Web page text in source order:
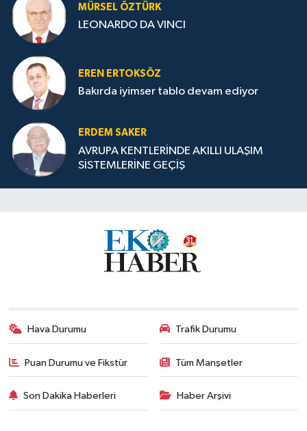
MÜRSEL ÖZTÜRK
LEONARDO DA VINCI
EREN ERTOKSÖZ
Bakırda iyimser tablo devam ediyor
ERDEM SAKER
AVRUPA KENTLERİNDE AKILLI ULAŞIM
SİSTEMLERİNE GEÇİŞ
Hava Durumu Trafik Durumu
Puan Durumu ve Fikstür Tüm Manşetler
Son Dakika Haberleri Haber Arşivi